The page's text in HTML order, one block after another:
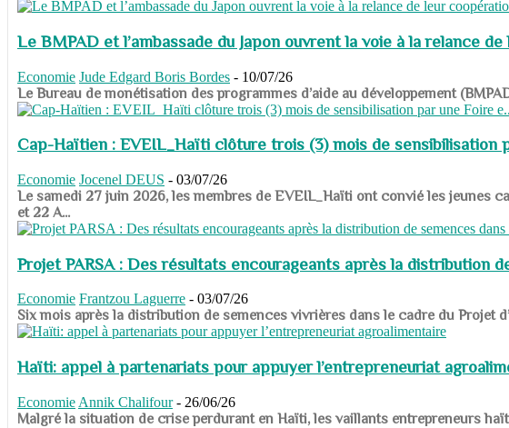
Le BMPAD et l’ambassade du Japon ouvrent la voie à la relance
Economie Jude Edgard Boris Bordes - 10/07/26
​​​​​​​Le Bureau de monétisation des programmes d’aide au développement
Cap-Haïtien : EVEIL_Haïti clôture trois (3) mois de sensibilisation
Economie Jocenel DEUS - 03/07/26
Le samedi 27 juin 2026, les membres de EVEIL_Haïti ont convié les jeunes
et 22 A...
Projet PARSA : Des résultats encourageants après la distribution
Economie Frantzou Laguerre - 03/07/26
​​​​​​​Six mois après la distribution de semences vivrières dans le cadre du Projet
Haïti: appel à partenariats pour appuyer l’entrepreneuriat
Economie Annik Chalifour - 26/06/26
​​​​​​​Malgré la situation de crise perdurant en Haïti, les vaillants entrepreneurs